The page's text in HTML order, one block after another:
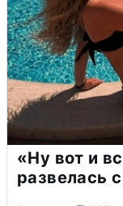
«Ну вот и
развелась